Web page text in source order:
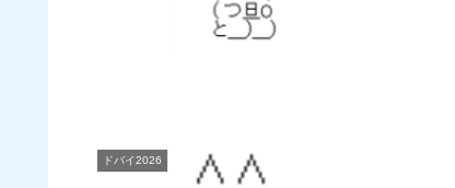
ドバイ2026